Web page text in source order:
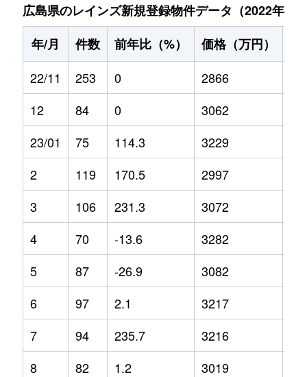
広島県のレインズ新規登録物件データ（2022年11
年/月
件数 前年比（%） 価格（万円）
22/11
253 0 2866
12
84 0 3062
23/01
75 114.3 3229
2
119 170.5 2997
3
106 231.3 3072
4
70 -13.6 3282
5
87 -26.9 3082
6
97 2.1 3217
7
94 235.7 3216
8
82 1.2 3019